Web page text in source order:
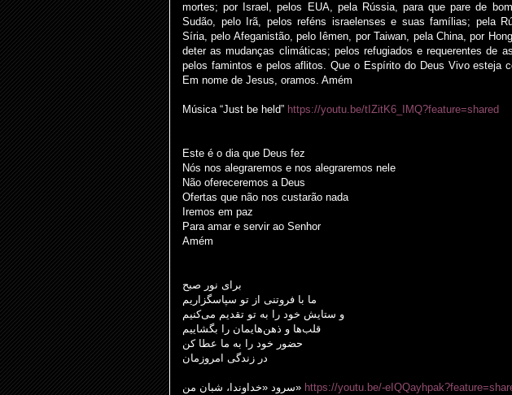
mortes; por Israel, pelos EUA, pela Rússia, para que pare de
Sudão, pelo Irã, pelos reféns israelenses e suas famílias; pela
Síria, pelo Afeganistão, pelo Iêmen, por Taiwan, pela China, por
deter as mudanças climáticas; pelos refugiados e requerentes de
pelos famintos e pelos aflitos. Que o Espírito do Deus Vivo esteja
Em nome de Jesus, oramos. Amém
Música “Just be held” https://youtu.be/tIZitK6_IMQ?feature=shared
Este é o dia que Deus fez
Nós nos alegraremos e nos alegraremos nele
Não ofereceremos a Deus
Ofertas que não nos custarão nada
Iremos em paz
Para amar e servir ao Senhor
Amém
برای نور صبح
ما با فروتنی از تو سپاسگزاریم
و ستایش خود را به تو تقدیم می‌کنیم
قلبها و ذهن‌هایمان را بگشاییم
حضور خود را به ما عطا کن
در زندگی امروزمان
سرود «خداوندا، شبان من» https://youtu.be/-